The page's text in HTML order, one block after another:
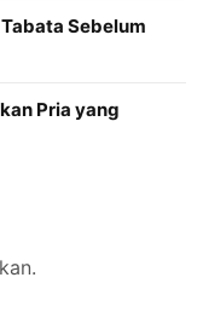
Sebelum
Pria yang